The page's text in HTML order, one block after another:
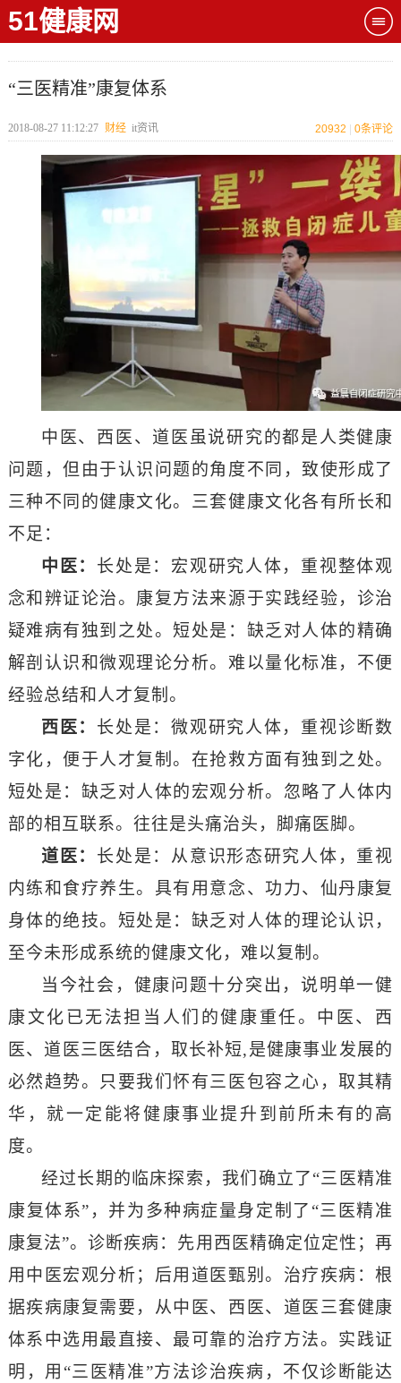
51健康网
“三医精准”康复体系
2018-08-27 11:12:27 财经 it资讯 20932 0条评论
中医、西医、道医虽说研究的都是人类健康
问题，但由于认识问题的角度不同，致使形成了
三种不同的健康文化。三套健康文化各有所长和
不足：
中医： 长处是：宏观研究人体，重视整体观
念和辨证论治。康复方法来源于实践经验，诊治
疑难病有独到之处。短处是：缺乏对人体的精确
解剖认识和微观理论分析。难以量化标准，不便
经验总结和人才复制。
西医： 长处是：微观研究人体，重视诊断数
字化，便于人才复制。在抢救方面有独到之处。
短处是：缺乏对人体的宏观分析。忽略了人体内
部的相互联系。往往是头痛治头，脚痛医脚。
道医： 长处是：从意识形态研究人体，重视
内练和食疗养生。具有用意念、功力、仙丹康复
身体的绝技。短处是：缺乏对人体的理论认识，
至今未形成系统的健康文化，难以复制。
当今社会，健康问题十分突出，说明单一健
康文化已无法担当人们的健康重任。中医、西
医、道医三医结合，取长补短,是健康事业发展的
必然趋势。只要我们怀有三医包容之心，取其精
华，就一定能将健康事业提升到前所未有的高
度。
经过长期的临床探索，我们确立了“三医精准
康复体系”，并为多种病症量身定制了“三医精准
康复法”。诊断疾病：先用西医精确定位定性；再
用中医宏观分析；后用道医甄别。治疗疾病：根
据疾病康复需要，从中医、西医、道医三套健康
体系中选用最直接、最可靠的治疗方法。实践证
明，用“三医精准”方法诊治疾病，不仅诊断能达